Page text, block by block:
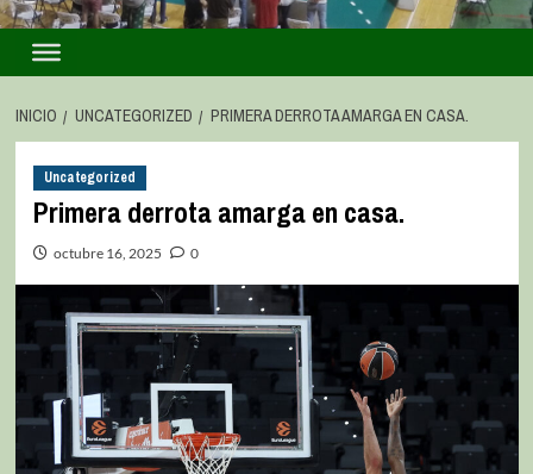
INICIO UNCATEGORIZED PRIMERA DERROTA AMARGA EN CASA.
Uncategorized
Primera derrota amarga en casa.
octubre 16, 2025 0